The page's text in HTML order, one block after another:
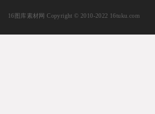
16图库素材网 Copyright © 2010-2022 16tuku.com